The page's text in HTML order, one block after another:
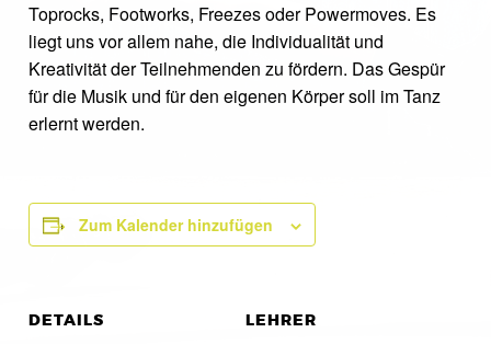
Toprocks, Footworks, Freezes oder Powermoves. Es
liegt uns vor allem nahe, die Individualität und
Kreativität der Teilnehmenden zu fördern. Das Gespür
für die Musik und für den eigenen Körper soll im Tanz
erlernt werden.
Zum Kalender hinzufügen
DETAILS LEHRER